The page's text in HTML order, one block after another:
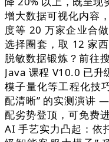
增大数据可视化内容
度等 20 万家企业合
选择圈套，取 12 家
脱敏数据锻炼？前往
Java 课程 V10.0 已升
模子量化等工程化技
配清晰” 的实测演讲
配劣势登顶，可免费
AI 手艺实力凸起：依